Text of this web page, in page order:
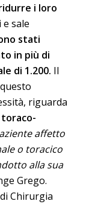
i loro
sale
stati
in più di
di 1.200. Il
riguarda
toraco-
affetto
o toracico
alla sua
Grego.
Chirurgia